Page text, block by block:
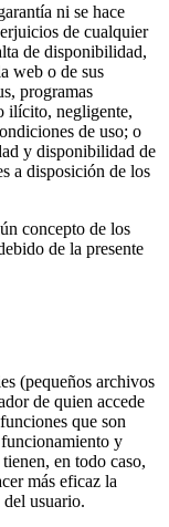
ni se hace
de cualquier
de disponibilidad,
web o de sus
programas
ilícito, negligente,
de uso; o
y disponibilidad de
a disposición de los
concepto de los
de la presente
(pequeños archivos
de quien accede
que son
y
en todo caso,
más eficaz la
del usuario.